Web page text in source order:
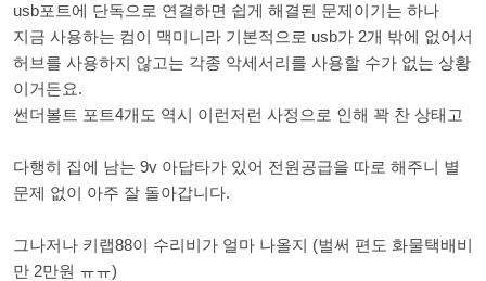
usb포트에 단독으로 연결하면 쉽게 해결된 문제이기는 하나
지금 사용하는 컴이 맥미니라 기본적으로 usb가 2개 밖에 없어서
허브를 사용하지 않고는 각종 악세서리를 사용할 수가 없는 상황
이거든요.
썬더볼트 포트4개도 역시 이런저런 사정으로 인해 꽉 찬 상태고
다행히 집에 남는 9v 아답타가 있어 전원공급을 따로 해주니 별
문제 없이 아주 잘 돌아갑니다.
그나저나 키랩88이 수리비가 얼마 나올지 (벌써 편도 화물택배비
만 2만원 ㅠㅠ)